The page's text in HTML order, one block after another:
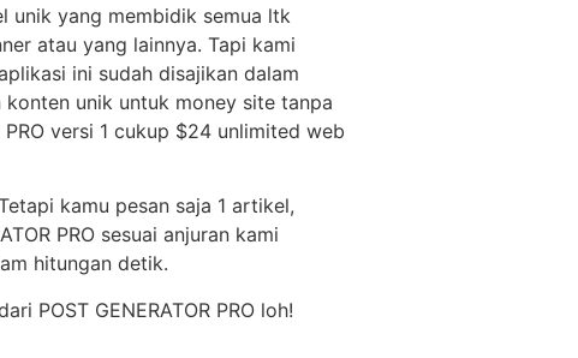
unik yang membidik semua ltk
atau yang lainnya. Tapi kami
ini sudah disajikan dalam
unik untuk money site tanpa
versi 1 cukup $24 unlimited web
kamu pesan saja 1 artikel,
PRO sesuai anjuran kami
hitungan detik.
POST GENERATOR PRO loh!